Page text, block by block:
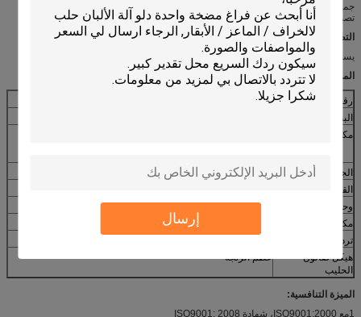
إرسال
جميع أنحاء العالم. أيضا مع معايرة دقيقة والقياس النسبي، هذا صالون الحليب الموازي
تصبح أكثر شعبية.
التطبيقات:
يستخدم هذا النظام لقطب العديد من الأبقار في وقت واحد.
المواصفات:
رقم الطراز
HL-G2
البند
مكون
الجهد
380 فولت / 50 هرتز ((ثلاث مراحل)
القوة
وحدة الحلب
على مكان الحليب
مكان الحليب
تردد النبضات
هيكل صالون
الحليب
عظم الرنجة
الميزة التنافسية:
1مع ISO9001:2000، شهادة ISO9001: 2008